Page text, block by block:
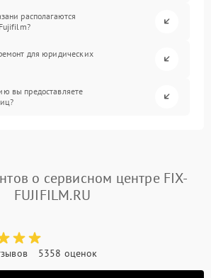
располагаются
для юридических
вы предоставляете
о сервисном центре FIX-
FUJIFILM.RU
5358 оценок